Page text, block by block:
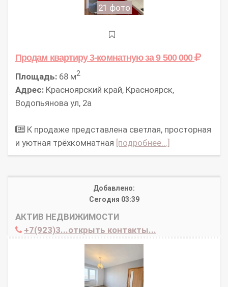
21 фото
Продам квартиру 3-комнатнуюза 9 500 000
Площадь: 68 м2
Адрес: Красноярский край, Красноярск,
Водопьянова ул, 2а
К продаже представлена светлая, просторная
и уютная трёхкомнатная [подробнее...]
Добавлено:
Сегодня 03:39
АКТИВ НЕДВИЖИМОСТИ
+7(923)3...открыть контакты...